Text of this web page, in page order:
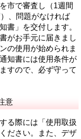
市で審査し（1週間
、問題がなければ
書」を交付します。
がお手元に届きまし
の使用が始められま
知書には使用条件が
すので、必ず守って
意
る際には「使用取扱
ださい。また、デザ